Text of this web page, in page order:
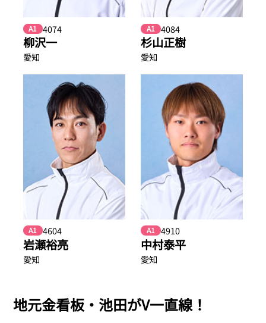
A1 4074
柳沢一
愛知
A1 4084
杉山正樹
愛知
A1 4604
岩瀬裕亮
愛知
A1 4910
中村泰平
愛知
地元金看板・池田がV一直線！